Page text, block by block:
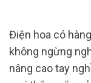
Điện hoa có
không ngừng
nâng cao tay